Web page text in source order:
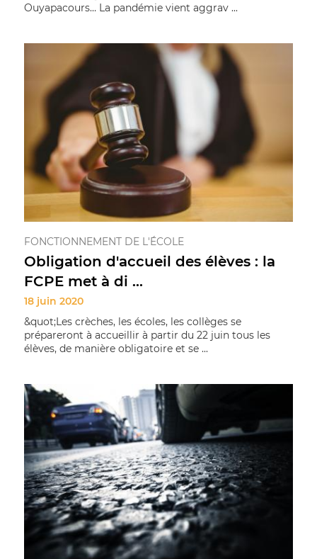
Ouyapacours… La pandémie vient aggrav ...
FONCTIONNEMENT DE L'ÉCOLE
Obligation d'accueil des élèves : la
FCPE met à di ...
18 juin 2020
&quot;Les crèches, les écoles, les collèges se
prépareront à accueillir à partir du 22 juin tous les
élèves, de manière obligatoire et se ...